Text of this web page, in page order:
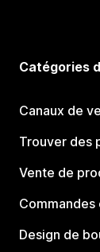
Catégories
Canaux de
Trouver des
Vente de
Design de